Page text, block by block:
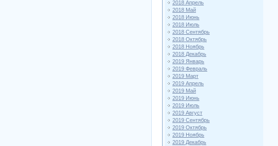
2018 Апрель
2018 Май
2018 Июнь
2018 Июль
2018 Сентябрь
2018 Октябрь
2018 Ноябрь
2018 Декабрь
2019 Январь
2019 Февраль
2019 Март
2019 Апрель
2019 Май
2019 Июнь
2019 Июль
2019 Август
2019 Сентябрь
2019 Октябрь
2019 Ноябрь
2019 Декабрь